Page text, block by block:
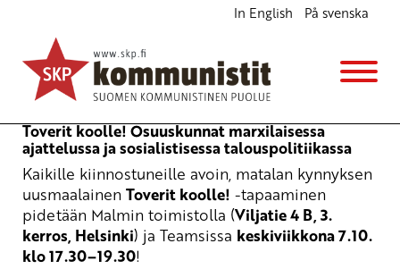
In English På svenska
Toverit koolle! Osuuskunnat ja Tradeka
Opintokerho
ke 7.10.2026 klo17:30
Toverit koolle! Osuuskunnat marxilaisessa
ajattelussa ja sosialistisessa talouspolitiikassa
Kaikille kiinnostuneille avoin, matalan kynnyksen
uusmaalainen Toverit koolle! -tapaaminen
pidetään Malmin toimistolla (Viljatie 4 B, 3.
kerros, Helsinki) ja Teamsissa keskiviikkona 7.10.
klo 17.30–19.30!